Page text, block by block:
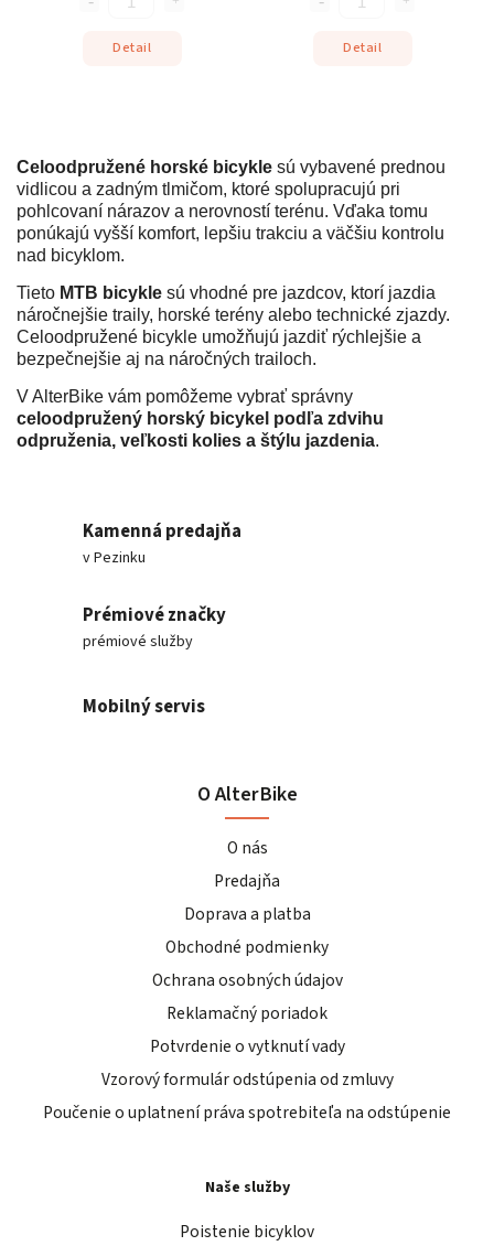
Detail Detail
Celoodpružené horské bicykle sú vybavené prednou
vidlicou a zadným tlmičom, ktoré spolupracujú pri
pohlcovaní nárazov a nerovností terénu. Vďaka tomu
ponúkajú vyšší komfort, lepšiu trakciu a väčšiu kontrolu
nad bicyklom.
Tieto MTB bicykle sú vhodné pre jazdcov, ktorí jazdia
náročnejšie traily, horské terény alebo technické zjazdy.
Celoodpružené bicykle umožňujú jazdiť rýchlejšie a
bezpečnejšie aj na náročných trailoch.
V AlterBike vám pomôžeme vybrať správny
celoodpružený horský bicykel podľa zdvihu
odpruženia, veľkosti kolies a štýlu jazdenia.
Kamenná predajňa
v Pezinku
Prémiové značky
prémiové služby
Mobilný servis
O AlterBike
O nás
Predajňa
Doprava a platba
Obchodné podmienky
Ochrana osobných údajov
Reklamačný poriadok
Potvrdenie o vytknutí vady
Vzorový formulár odstúpenia od zmluvy
Poučenie o uplatnení práva spotrebiteľa na odstúpenie
Naše služby
Poistenie bicyklov